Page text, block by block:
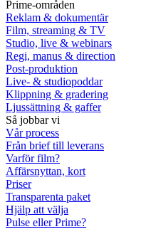
Prime-områden
Reklam & dokumentär
Film, streaming & TV
Studio, live & webinars
Regi, manus & direction
Post-produktion
Live- & studiopoddar
Klippning & gradering
Ljussättning & gaffer
Så jobbar vi
Vår process
Från brief till leverans
Varför film?
Affärsnyttan, kort
Priser
Transparenta paket
Hjälp att välja
Pulse eller Prime?